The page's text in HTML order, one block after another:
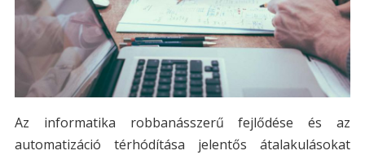
Az informatika robbanásszerű fejlődése és az
automatizáció térhódítása jelentős átalakulásokat